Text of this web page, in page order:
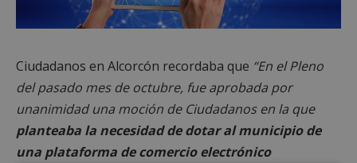
Ciudadanos en Alcorcón recordaba que “En el Pleno
del pasado mes de octubre, fue aprobada por
unanimidad una moción de Ciudadanos en la que
planteaba la necesidad de dotar al municipio de
una plataforma de comercio electrónico